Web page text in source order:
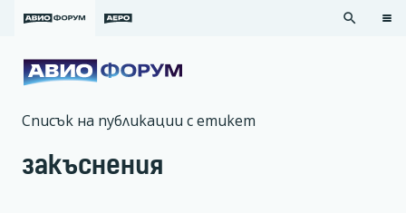
search
Списък на публикации с етикет
закъснения